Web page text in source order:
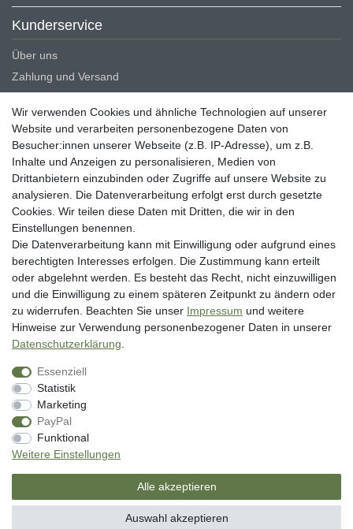
Kunderservice
Über uns
Zahlung und Versand
Erklärung zur Barrierefreiheit
Blog
Rechtliche Angaben
Widerrufsrecht
Datenschutzerklärung
AGB
Impressum
Vertrag widerrufen
Unsere Zahlungsarten
** Bei Variantenartikeln mit unterschiedlichen Preisen pro Variante
Preis. Die UVP zu den weiteren Varianten wird bei Klick auf die jeweilige
Variante angezeigt.
© Copyright 2026 | Alle Rechte vorbehalten. - SM Angelsport GmbH
Wir verwenden Cookies und ähnliche Technologien auf unserer
Website und verarbeiten personenbezogene Daten von
Besucher:innen unserer Webseite (z.B. IP-Adresse), um z.B.
Inhalte und Anzeigen zu personalisieren, Medien von
Drittanbietern einzubinden oder Zugriffe auf unsere Website zu
analysieren. Die Datenverarbeitung erfolgt erst durch gesetzte
Cookies. Wir teilen diese Daten mit Dritten, die wir in den
Einstellungen benennen.
Die Datenverarbeitung kann mit Einwilligung oder aufgrund eines
berechtigten Interesses erfolgen. Die Zustimmung kann erteilt
oder abgelehnt werden. Es besteht das Recht, nicht einzuwilligen
und die Einwilligung zu einem späteren Zeitpunkt zu ändern oder
zu widerrufen. Beachten Sie unser Impressum und weitere
Hinweise zur Verwendung personenbezogener Daten in unserer
Daten­schutz­erklärung
Essenziell
Statistik
Marketing
PayPal
Funktional
Weitere Einstellungen
Alle akzeptieren
Auswahl akzeptieren